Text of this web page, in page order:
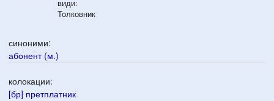
види:
Толковник
синоними:
абонент (м.)
колокации:
[бр] претплатник